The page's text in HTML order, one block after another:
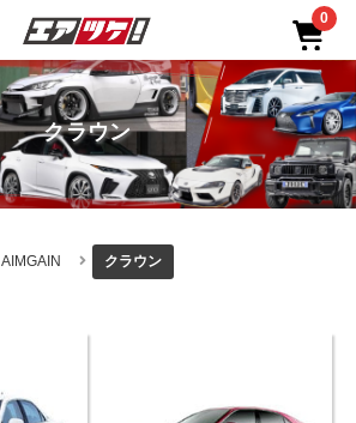
0
クラウン
AIMGAIN クラウン